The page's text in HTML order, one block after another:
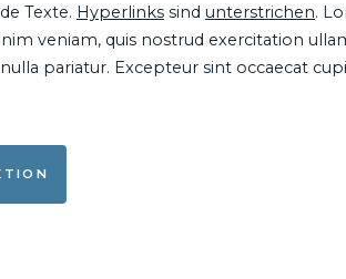
Texte. Hyperlinks sind unterstrichen.
veniam, quis nostrud exercitation
pariatur. Excepteur sint occaecat